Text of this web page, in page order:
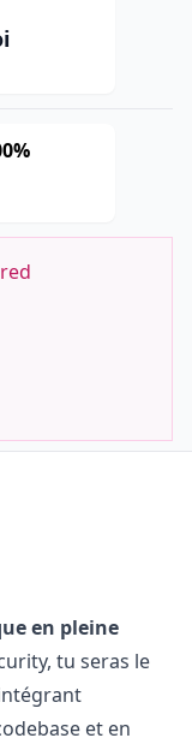
en pleine
tu seras le
et en